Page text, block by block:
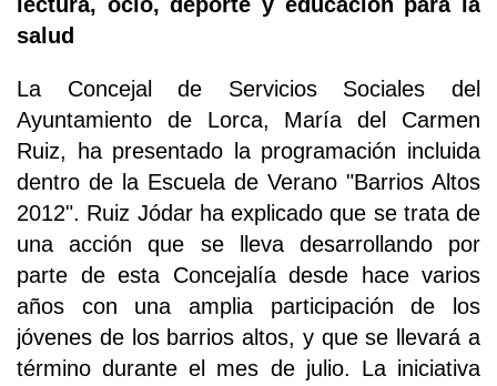
lectura, ocio, deporte y educación para la
salud
La Concejal de Servicios Sociales del
Ayuntamiento de Lorca, María del Carmen
Ruiz, ha presentado la programación incluida
dentro de la Escuela de Verano "Barrios Altos
2012". Ruiz Jódar ha explicado que se trata de
una acción que se lleva desarrollando por
parte de esta Concejalía desde hace varios
años con una amplia participación de los
jóvenes de los barrios altos, y que se llevará a
término durante el mes de julio. La iniciativa